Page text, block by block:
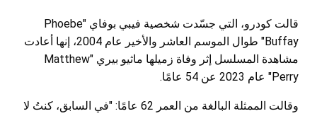
قالت كودرو، التي جسّدت شخصية فيبي بوفاي "Phoebe
Buffay" طوال الموسم العاشر والأخير عام 2004، إنها أعادت
مشاهدة المسلسل إثر وفاة زميلها ماثيو بيري "Matthew
Perry" عام 2023 عن 54 عامًا.
وقالت الممثلة البالغة من العمر 62 عامًا: "في السابق، كنتُ لا